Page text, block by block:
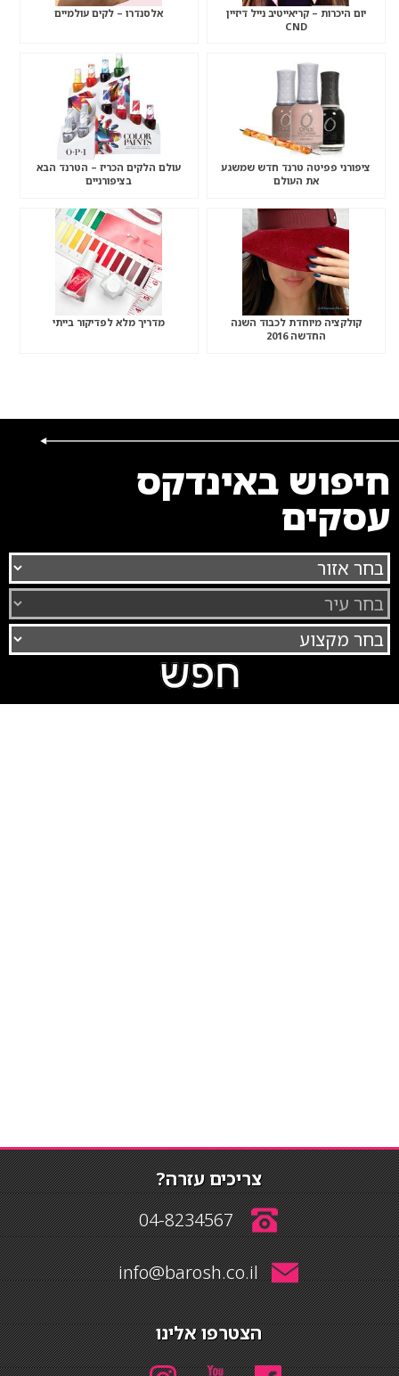
יום היכרות – קריאייטיב נייל דיזיין
CND
אלסנדרו – לקים עולמיים
ציפורני פפיטה טרנד חדש שמשגע
את העולם
עולם הלקים הכריז – הטרנד הבא
בציפורניים
קולקציה מיוחדת לכבוד השנה
החדשה 2016
מדריך מלא לפדיקור בייתי
חיפוש באינדקס
עסקים
צריכים עזרה?
04-8234567
info@barosh.co.il
הצטרפו אלינו